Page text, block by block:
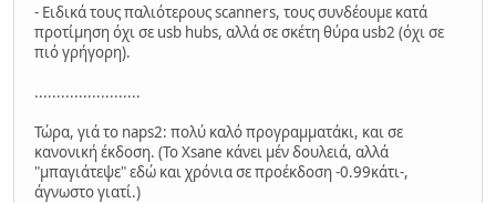
- Ειδικά τους παλιότερους scanners, τους συνδέουμε κατά
προτίμηση όχι σε usb hubs, αλλά σε σκέτη θύρα usb2 (όχι σε
πιό γρήγορη).
........................
Τώρα, γιά το naps2: πολύ καλό προγραμματάκι, και σε
κανονική έκδοση. (Το Xsane κάνει μέν δουλειά, αλλά
"μπαγιάτεψε" εδώ και χρόνια σε προέκδοση -0.99κάτι-,
άγνωστο γιατί.)